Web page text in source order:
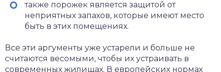
также порожек является защитой от
неприятных запахов, которые имеют место
быть в этих помещениях.
Все эти аргументы уже устарели и больше не
считаются весомыми, чтобы их устраивать в
современных жилищах. В европейских нормах